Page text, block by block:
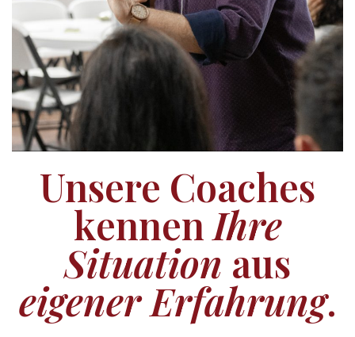
Unsere Coaches
kennen Ihre
Situation aus
eigener Erfahrung.